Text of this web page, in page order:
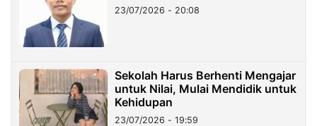
23/07/2026 - 20:08
Sekolah Harus Berhenti Mengajar
untuk Nilai, Mulai Mendidik untuk
Kehidupan
23/07/2026 - 19:59